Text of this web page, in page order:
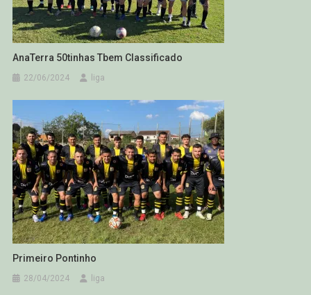
AnaTerra 50tinhas Tbem Classificado
22/06/2024 liga
Primeiro Pontinho
28/04/2024 liga